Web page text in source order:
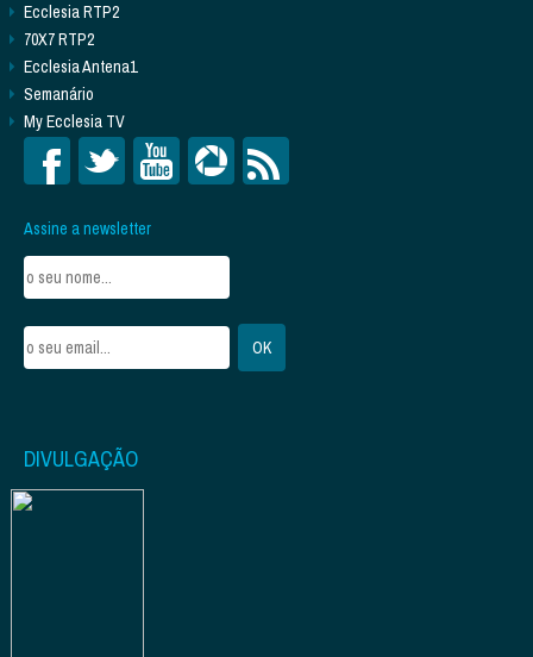
Ecclesia RTP2
70X7 RTP2
Ecclesia Antena1
Semanário
My Ecclesia TV
Assine a newsletter
DIVULGAÇÃO